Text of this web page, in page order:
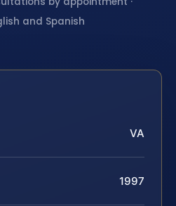
and Spanish
VA
1997